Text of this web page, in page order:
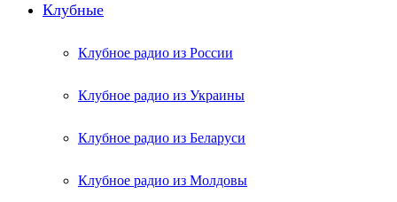
Клубные
Клубное радио из России
Клубное радио из Украины
Клубное радио из Беларуси
Клубное радио из Молдовы